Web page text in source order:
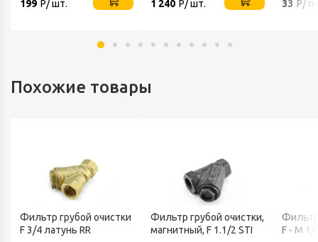
199 Р/ шт. 1 240 Р/ шт. 33 Р/
Похожие товары
Фильтр грубой очистки
F 3/4 латунь RR
Фильтр грубой очистки,
магнитный, F 1.1/2 STI
Фильтр
F - M